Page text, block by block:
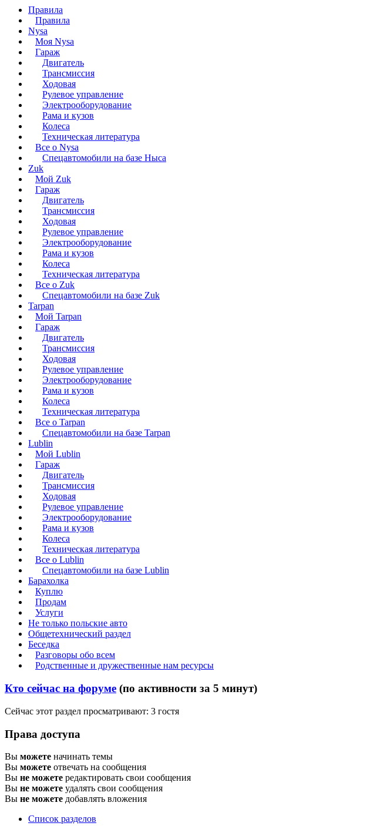
Правила
Правила
Nysa
Моя Nysa
Гараж
Двигатель
Трансмиссия
Ходовая
Рулевое управление
Электрооборудование
Рама и кузов
Колеса
Техническая литература
Все о Nysa
Спецавтомобили на базе Ныса
Zuk
Мой Zuk
Гараж
Двигатель
Трансмиссия
Ходовая
Рулевое управление
Электрооборудование
Рама и кузов
Колеса
Техническая литература
Все о Zuk
Спецавтомобили на базе Zuk
Tarpan
Мой Tarpan
Гараж
Двигатель
Трансмиссия
Ходовая
Рулевое управление
Электрооборудование
Рама и кузов
Колеса
Техническая литература
Все о Tarpan
Спецавтомобили на базе Tarpan
Lublin
Мой Lublin
Гараж
Двигатель
Трансмиссия
Ходовая
Рулевое управление
Электрооборудование
Рама и кузов
Колеса
Техническая литература
Все о Lublin
Спецавтомобили на базе Lublin
Барахолка
Куплю
Продам
Услуги
Не только польские авто
Общетехнический раздел
Беседка
Разговоры обо всем
Родственные и дружественные нам ресурсы
Кто сейчас на форуме (по активности за 5 минут)
Сейчас этот раздел просматривают: 3 гостя
Права доступа
Вы можете начинать темы
Вы можете отвечать на сообщения
Вы не можете редактировать свои сообщения
Вы не можете удалять свои сообщения
Вы не можете добавлять вложения
Список разделов